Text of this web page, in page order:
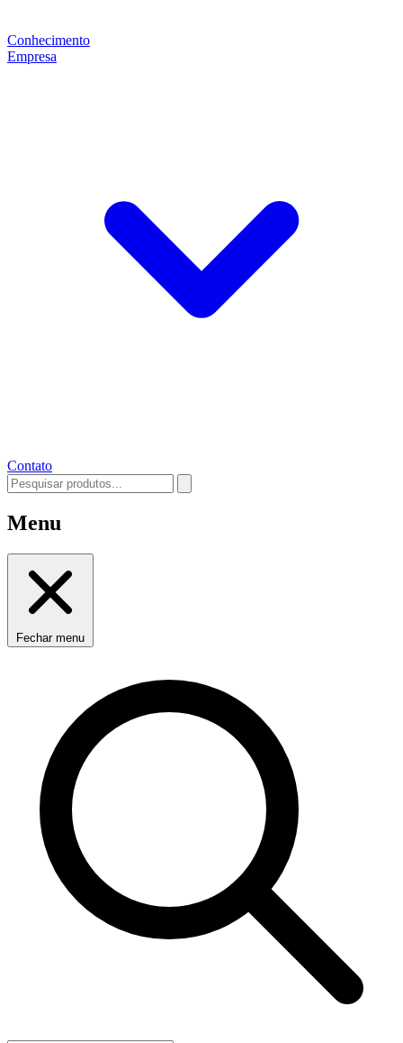
Conhecimento
Empresa
Contato
Menu
Fechar menu